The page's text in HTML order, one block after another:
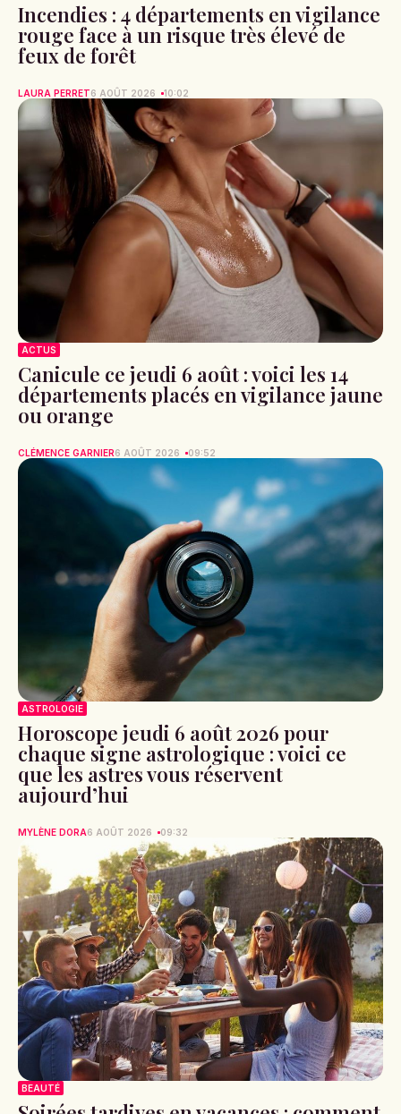
Incendies : 4 départements en vigilance
rouge face à un risque très élevé de
feux de forêt
LAURA PERRET6 AOÛT 2026 10:02
ACTUS
Canicule ce jeudi 6 août : voici les 14
départements placés en vigilance jaune
ou orange
CLÉMENCE GARNIER6 AOÛT 2026 09:52
ASTROLOGIE
Horoscope jeudi 6 août 2026 pour
chaque signe astrologique : voici ce
que les astres vous réservent
aujourd’hui
MYLÈNE DORA6 AOÛT 2026 09:32
BEAUTÉ